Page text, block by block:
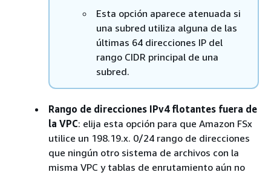
Esta opción aparece atenuada si
una subred utiliza alguna de las
últimas 64 direcciones IP del
rango CIDR principal de una
subred.
Rango de direcciones IPv4 flotantes fuera de
la VPC: elija esta opción para que Amazon FSx
utilice un 198.19.x. 0/24 rango de direcciones
que ningún otro sistema de archivos con la
misma VPC y tablas de enrutamiento aún no